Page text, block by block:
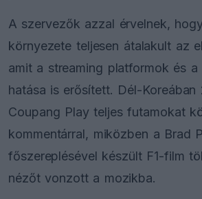
A szervezők azzal érvelnek,
környezete teljesen átalakult az
amit a streaming platformok és
hatása is erősített. Dél-
Coupang Play teljes futamokat
kommentárral, miközben a Brad
főszereplésével készült F1-film
nézőt vonzott a mozikba.